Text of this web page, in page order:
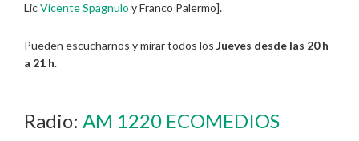
LicVicente Spagnulo y Franco Palermo].
Pueden escucharnos y mirar todos los Jueves desde las 20 h
a 21 h.
Radio: AM 1220 ECOMEDIOS